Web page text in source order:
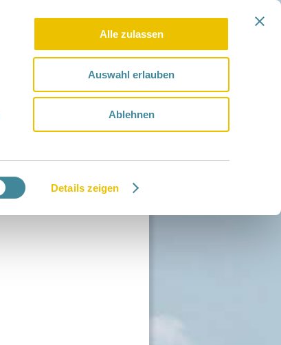
Details zeigen
Alle zulassen
Auswahl erlauben
Ablehnen